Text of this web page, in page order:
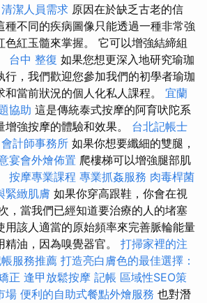
清潔人員需求 原因在於缺乏古老的信
種不同的疾病圖像只能透過一種非常強
紅玉髓來掌握。 它可以增強結締組
台中 整復 如果您想更深入地研究瑜珈
行，我們歡迎您參加我們的初學者瑜珈
當前狀況的個人化私人課程。 宜蘭
協助 這是傳統泰式按摩的阿育吠陀系
強按摩的體驗和效果。 台北記帳士
會計師事務所 如果你想要纖細的雙腿，
宴會外燴佈置 爬樓梯可以增強腿部肌
按摩專業課程 專業抓姦服務 肉毒桿菌
緊緻肌膚 如果你穿高跟鞋，你會在視
，當我們已經知道要治療的人的堵塞
用該人適當的原始頻率來完善脈輪能量
油，因為嗅覺器官。 打掃家裡的注
服務推薦 打造亮白膚色的最佳選擇：
正 逢甲放鬆按摩 記帳 區域性SEO策
場 便利的自助式餐點外燴服務 也對潛